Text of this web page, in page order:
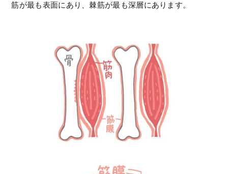
筋が最も表面にあり、棘筋が最も深層にあります。